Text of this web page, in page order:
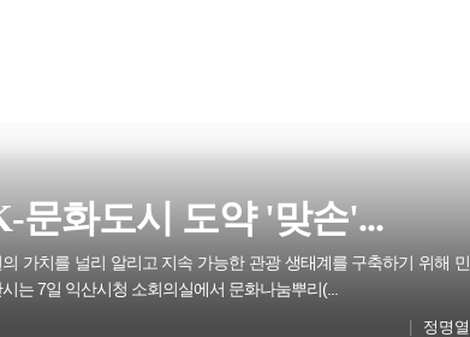
문화도시 도약 '맞손'...
가치를 널리 알리고 지속 가능한 관광 생태계를 구축하기 위해 민
는 7일 익산시청 소회의실에서 문화나눔뿌리(...
정명열